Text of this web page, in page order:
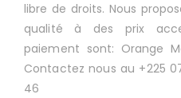
libre de droits. Nous
qualité à des prix
paiement sont: Orange
Contactez nous au +225
46